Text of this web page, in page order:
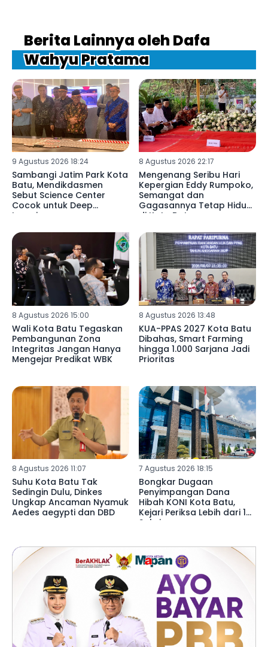
Berita Lainnya oleh Dafa
Wahyu Pratama
9 Agustus 2026 18:24
Sambangi Jatim Park Kota
Batu, Mendikdasmen
Sebut Science Center
Cocok untuk Deep
Learning
8 Agustus 2026 22:17
Mengenang Seribu Hari
Kepergian Eddy Rumpoko,
Semangat dan
Gagasannya Tetap Hidup
di Kota Batu
8 Agustus 2026 15:00
Wali Kota Batu Tegaskan
Pembangunan Zona
Integritas Jangan Hanya
Mengejar Predikat WBK
8 Agustus 2026 13:48
KUA-PPAS 2027 Kota Batu
Dibahas, Smart Farming
hingga 1.000 Sarjana Jadi
Prioritas
8 Agustus 2026 11:07
Suhu Kota Batu Tak
Sedingin Dulu, Dinkes
Ungkap Ancaman Nyamuk
Aedes aegypti dan DBD
7 Agustus 2026 18:15
Bongkar Dugaan
Penyimpangan Dana
Hibah KONI Kota Batu,
Kejari Periksa Lebih dari 15
Saksi